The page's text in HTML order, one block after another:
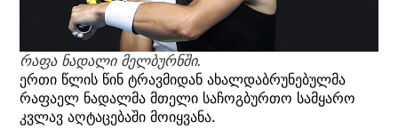
რაფა ნადალი მელბურნში.
ერთი წლის წინ ტრავმიდან ახალდაბრუნებულმა
რაფაელ ნადალმა მთელი საჩოგბურთო სამყარო
კვლავ აღტაცებაში მოიყვანა.